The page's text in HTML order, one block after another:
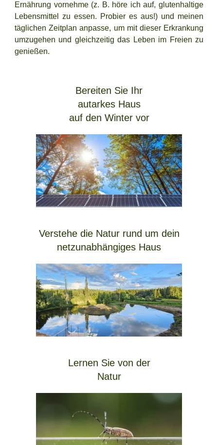
Ernährung vornehme (z. B. höre ich auf, glutenhaltige
Lebensmittel zu essen. Probier es aus!) und meinen
täglichen Zeitplan anpasse, um mit dieser Erkrankung
umzugehen und gleichzeitig das Leben im Freien zu
genießen.
Bereiten Sie Ihr
autarkes Haus
auf den Winter vor
Verstehe die Natur rund um dein
netzunabhängiges Haus
Lernen Sie von der
Natur